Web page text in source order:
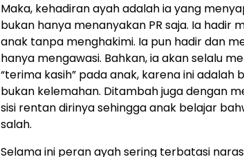
Maka, kehadiran ayah adalah ia yang
bukan hanya menanyakan PR saja. Ia hadir
anak tanpa menghakimi. Ia pun hadir dan
hanya mengawasi. Bahkan, ia akan selalu
“terima kasih” pada anak, karena ini adalah
bukan kelemahan. Ditambah juga dengan
sisi rentan dirinya sehingga anak belajar
salah.
Selama ini peran ayah sering terbatasi